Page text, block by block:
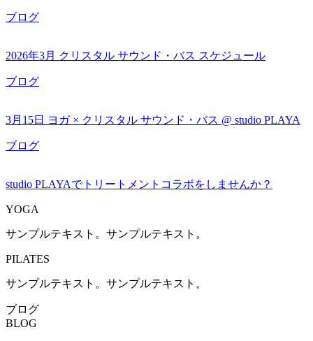
ブログ
2026年3月 クリスタル サウンド・バス スケジュール
ブログ
3月15日 ヨガ × クリスタル サウンド・バス @ studio PLAYA
ブログ
studio PLAYAでトリートメントコラボをしませんか？
YOGA
サンプルテキスト。サンプルテキスト。
PILATES
サンプルテキスト。サンプルテキスト。
ブログ
BLOG